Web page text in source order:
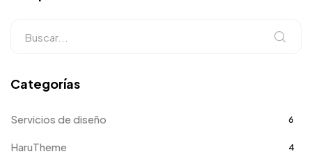
Categorías
Servicios de diseño 6
HaruTheme 4